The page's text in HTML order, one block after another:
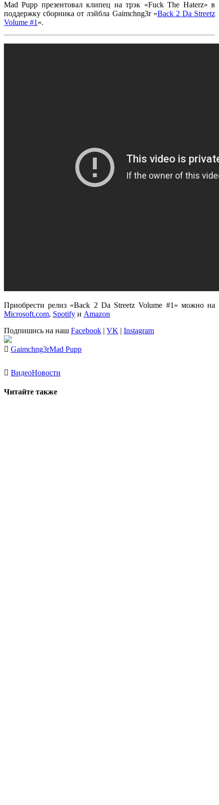
Mad Pupp презентовал клипец на трэк «Fuck The Haterz» в
поддержку сборника от лэйбла Gaimchng3r «Back 2 Da Streetz
Volume #1 «.
Приобрести релиз «Back 2 Da Streetz Volume #1» можно на
Microsoft.com, Spotify и Amazon
Подпишись на наш Facebook | VK | Instagram
Gaimchng3rMad Pupp
ВидеоНовости
Читайте также